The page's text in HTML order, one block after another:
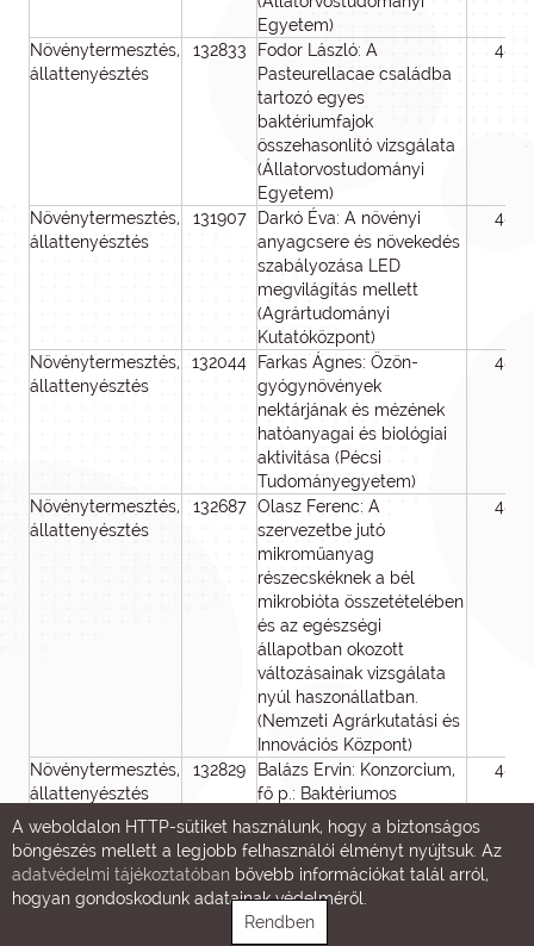
Egyetem)
Növénytermesztés,
állattenyésztés
132833
Fodor László: A
Pasteurellacae családba
tartozó egyes
baktériumfajok
összehasonlító vizsgálata
(Állatorvostudományi
Egyetem)
48
Növénytermesztés,
állattenyésztés
131907
Darkó Éva: A növényi
anyagcsere és növekedés
szabályozása LED
megvilágítás mellett
(Agrártudományi
Kutatóközpont)
48
Növénytermesztés,
állattenyésztés
132044
Farkas Ágnes: Özön-
gyógynövények
nektárjának és mézének
hatóanyagai és biológiai
aktivitása (Pécsi
Tudományegyetem)
48
Növénytermesztés,
állattenyésztés
132687 Olasz Ferenc: A
szervezetbe jutó
mikroműanyag
részecskéknek a bél
mikrobióta összetételében
és az egészségi
állapotban okozott
változásainak vizsgálata
nyúl haszonállatban.
(Nemzeti Agrárkutatási és
Innovációs Központ)
48
Növénytermesztés,
állattenyésztés
132829
Balázs Ervin: Konzorcium,
fő p.: Baktériumos
hervadással szemben
ellenálló burgonya
előállítása fogékonysági
gének mutációjával
(Agrártudományi
48
A weboldalon HTTP-sütiket használunk, hogy a biztonságos
böngészés mellett a legjobb felhasználói élményt nyújtsuk. Az
adatvédelmi tájékoztatóban bővebb információkat talál arról,
hogyan gondoskodunk adatainak védelméről.
Rendben